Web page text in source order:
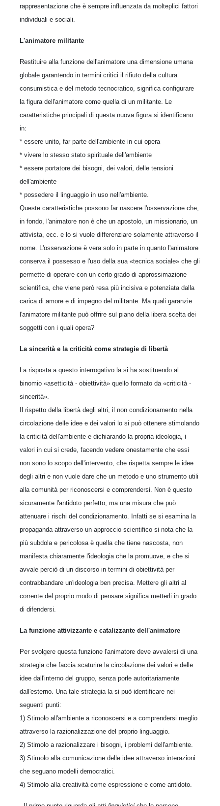
rappresentazione che è sempre influenzata da molteplici fattori
individuali e sociali.
L'animatore militante
Restituire alla funzione dell'animatore una dimensione umana
globale garantendo in termini critici il rifiuto della cultura
consumistica e del metodo tecnocratico, significa configurare
la figura dell'animatore come quella di un militante. Le
caratteristiche principali di questa nuova figura si identificano
in:
* essere unito, far parte dell'ambiente in cui opera
* vivere lo stesso stato spirituale dell'ambiente
* essere portatore dei bisogni, dei valori, delle tensioni
dell'ambiente
* possedere il linguaggio in uso nell'ambiente.
Queste caratteristiche possono far nascere l'osservazione che,
in fondo, l'animatore non è che un apostolo, un missionario, un
attivista, ecc. e lo si vuole differenziare solamente attraverso il
nome. L'osservazione è vera solo in parte in quanto l'animatore
conserva il possesso e l'uso della sua «tecnica sociale» che gli
permette di operare con un certo grado di approssimazione
scientifica, che viene però resa più incisiva e potenziata dalla
carica di amore e di impegno del militante. Ma quali garanzie
l'animatore militante può offrire sul piano della libera scelta dei
soggetti con i quali opera?
La sincerità e la criticità come strategie di libertà
La risposta a questo interrogativo la si ha sostituendo al
binomio «asetticità - obiettività» quello formato da «criticità -
sincerità».
Il rispetto della libertà degli altri, il non condizionamento nella
circolazione delle idee e dei valori lo si può ottenere stimolando
la criticità dell'ambiente e dichiarando la propria ideologia, i
valori in cui si crede, facendo vedere onestamente che essi
non sono lo scopo dell'intervento, che rispetta sempre le idee
degli altri e non vuole dare che un metodo e uno strumento utili
alla comunità per riconoscersi e comprendersi. Non è questo
sicuramente l'antidoto perfetto, ma una misura che può
attenuare i rischi del condizionamento. Infatti se si esamina la
propaganda attraverso un approccio scientifico si nota che la
più subdola e pericolosa è quella che tiene nascosta, non
manifesta chiaramente l'ideologia che la promuove, e che si
avvale perciò di un discorso in termini di obiettività per
contrabbandare un'ideologia ben precisa. Mettere gli altri al
corrente del proprio modo di pensare significa metterli in grado
di difendersi.
La funzione attivizzante e catalizzante dell'animatore
Per svolgere questa funzione l'animatore deve avvalersi di una
strategia che faccia scaturire la circolazione dei valori e delle
idee dall'interno del gruppo, senza porle autoritariamente
dall'esterno. Una tale strategia la si può identificare nei
seguenti punti:
1) Stimolo all'ambiente a riconoscersi e a comprendersi meglio
attraverso la razionalizzazione del proprio linguaggio.
2) Stimolo a razionalizzare i bisogni, i problemi dell'ambiente.
3) Stimolo alla comunicazione delle idee attraverso interazioni
che seguano modelli democratici.
4) Stimolo alla creatività come espressione e come antidoto.